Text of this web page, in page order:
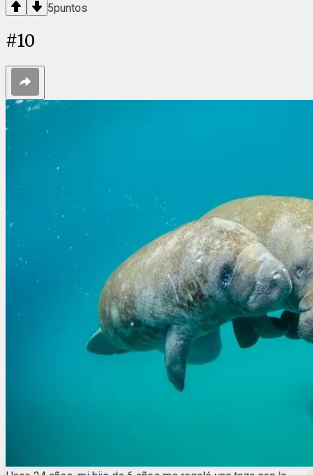
5puntos
#10